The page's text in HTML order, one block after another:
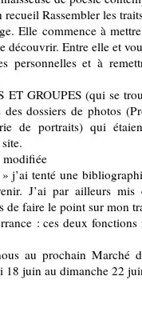
Rassembler les
Elle commence à
découvrir. Entre elle et
personnelles et à
ET GROUPES (qui se
dossiers de photos
de portraits) qui
modifiée
j’ai tenté une
J’ai par ailleurs
de faire le point sur mon
: ces deux fonctions
au prochain Marché
18 juin au dimanche 22